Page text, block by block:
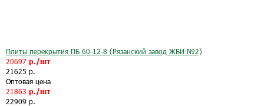
Плиты перекрытия ПБ 60-12-8 (Рязанский завод ЖБИ №2)
20697 р./шт
21625 р.
Оптовая цена
21863 р./шт
22909 р.